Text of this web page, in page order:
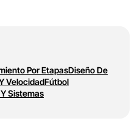
Por EtapasDiseño De
VelocidadFútbol
Sistemas